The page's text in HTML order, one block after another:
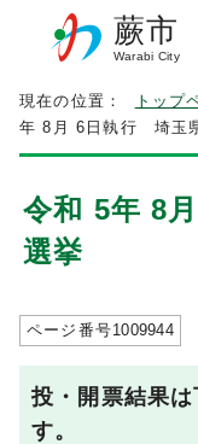
蕨市
Warabi City
現在の位置： トップ
年 8月 6日執行 埼玉
令和 5年 8
選挙
ページ番号1009944
投・開票結果
す。